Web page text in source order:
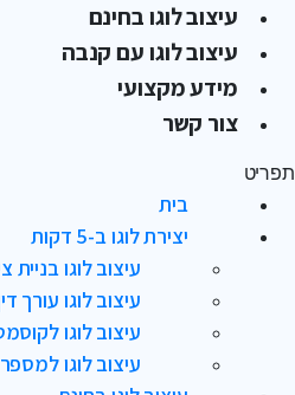
עיצוב לוגו בחינם
עיצוב לוגו עם קנבה
מידע מקצועי
צור קשר
תפריט
בית
יצירת לוגו ב-5 דקות
עיצוב לוגו בניית
עיצוב לוגו עורך
עיצוב לוגו
עיצוב לוגו